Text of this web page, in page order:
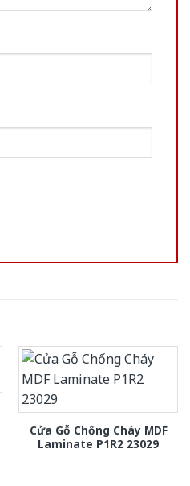
Cửa Gỗ Chống Cháy MDF
Laminate P1R2 23029